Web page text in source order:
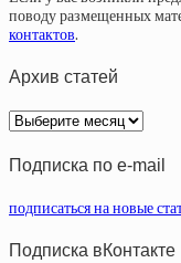
поводу размещенных
контактов.
Архив статей
Архив
статей
Подписка по e-mail
подписаться на новые
Подписка вКонтакте